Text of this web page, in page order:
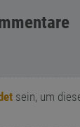
sein, um